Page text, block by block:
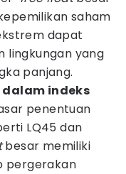
saham
dapat
lingkungan yang
panjang.
dalam indeks
penentuan
LQ45 dan
besar memiliki
pergerakan